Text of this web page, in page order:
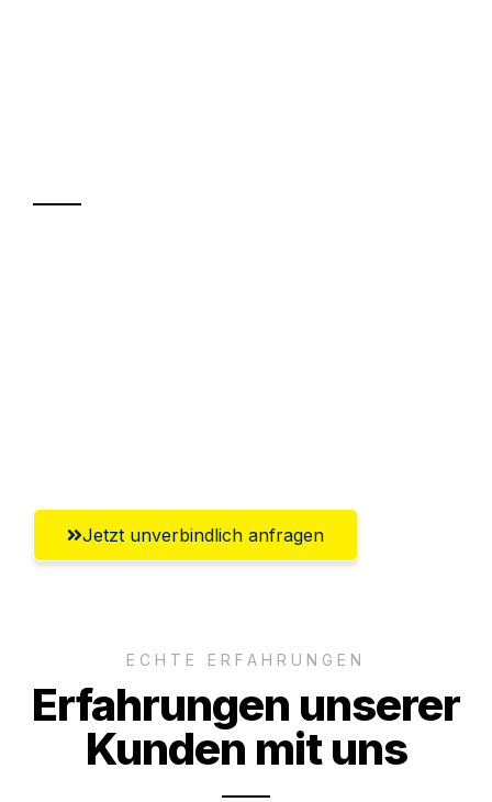
Jetzt unverbindlich anfragen
ECHTE ERFAHRUNGEN
Erfahrungen unserer
Kunden mit uns